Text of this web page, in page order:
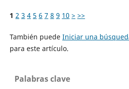
1 2 3 4 5 6 7 8 9 10 > >>
También puede Iniciar una
para este artículo.
Palabras clave